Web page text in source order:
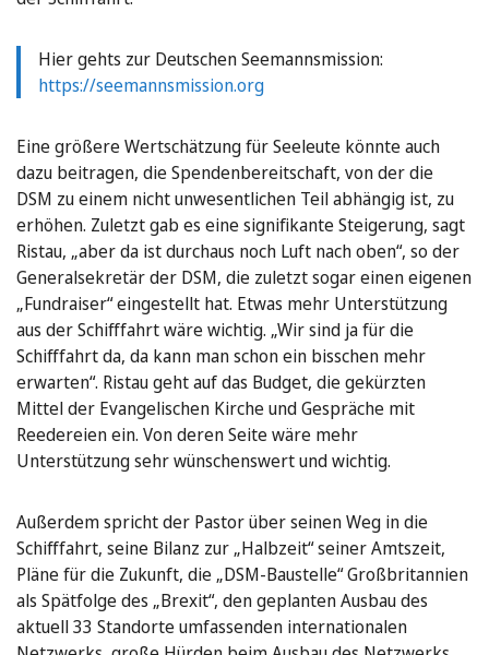
Hier gehts zur Deutschen Seemannsmission:
https://seemannsmission.org
Eine größere Wertschätzung für Seeleute könnte auch
dazu beitragen, die Spendenbereitschaft, von der die
DSM zu einem nicht unwesentlichen Teil abhängig ist, zu
erhöhen. Zuletzt gab es eine signifikante Steigerung, sagt
Ristau, „aber da ist durchaus noch Luft nach oben“, so der
Generalsekretär der DSM, die zuletzt sogar einen eigenen
„Fundraiser“ eingestellt hat. Etwas mehr Unterstützung
aus der Schifffahrt wäre wichtig. „Wir sind ja für die
Schifffahrt da, da kann man schon ein bisschen mehr
erwarten“. Ristau geht auf das Budget, die gekürzten
Mittel der Evangelischen Kirche und Gespräche mit
Reedereien ein. Von deren Seite wäre mehr
Unterstützung sehr wünschenswert und wichtig.
Außerdem spricht der Pastor über seinen Weg in die
Schifffahrt, seine Bilanz zur „Halbzeit“ seiner Amtszeit,
Pläne für die Zukunft, die „DSM-Baustelle“ Großbritannien
als Spätfolge des „Brexit“, den geplanten Ausbau des
aktuell 33 Standorte umfassenden internationalen